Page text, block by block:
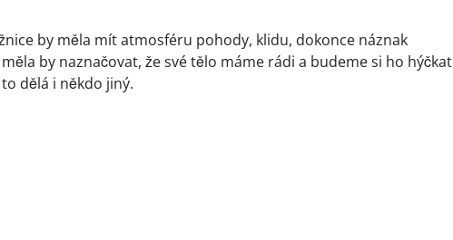
by měla mít atmosféru pohody, klidu, dokonce náznak
by naznačovat, že své tělo máme rádi a budeme si ho hýčkat
dělá i někdo jiný.